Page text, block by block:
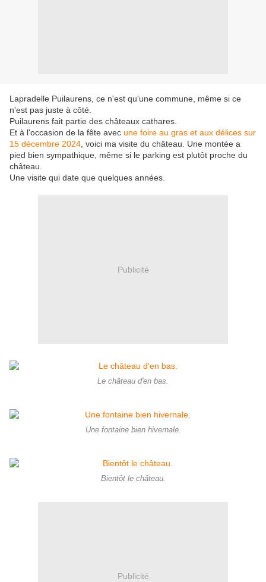
Lapradelle Puilaurens, ce n'est qu'une commune, même si ce
n'est pas juste à côté.
Puilaurens fait partie des châteaux cathares.
Et à l'occasion de la fête avec une foire au gras et aux délices sur
15 décembre 2024 , voici ma visite du château. Une montée a
pied bien sympathique, même si le parking est plutôt proche du
château.
Une visite qui date que quelques années.
Publicité
Le château d'en bas.
Une fontaine bien hivernale.
Bientôt le château.
Publicité